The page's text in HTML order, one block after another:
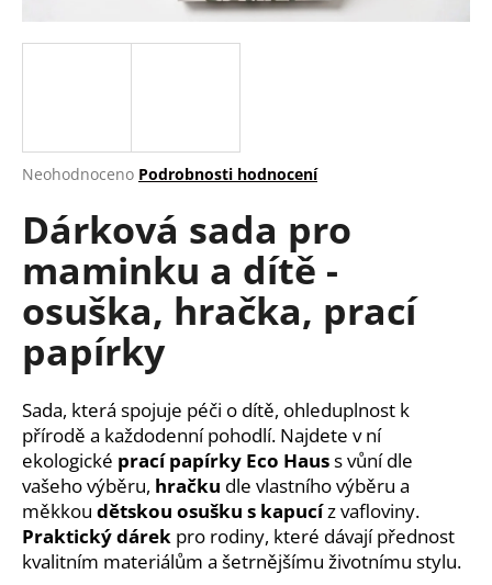
Průměrné
produktu
je
hvězdiček.
Neohodnoceno Podrobnosti hodnocení
Dárková sada pro
maminku a dítě -
osuška, hračka, prací
papírky
Sada, která spojuje péči o dítě, ohleduplnost k
přírodě a každodenní pohodlí. Najdete v ní
ekologické prací papírky Eco Hauss vůní dle
vašeho výběru, hračku dle vlastního výběru a
měkkou dětskou osušku s kapucíz vafloviny.
Praktický dárek pro rodiny, které dávají přednost
kvalitním materiálům a šetrnějšímu životnímu stylu.
j
?
HLEDAT
D
o
p
o
r
u
č
u
j
e